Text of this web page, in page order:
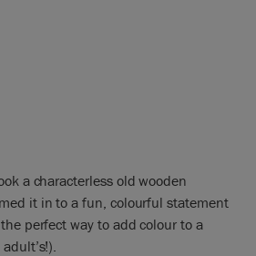
a characterless old wooden
it in to a fun, colourful statement
perfect way to add colour to a